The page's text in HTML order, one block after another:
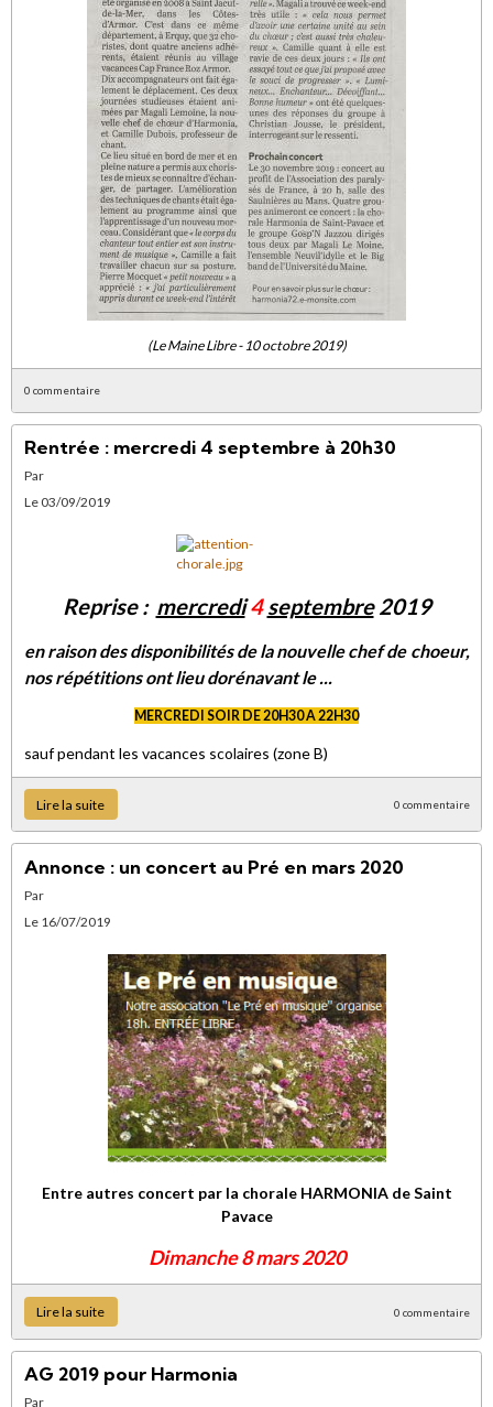
(Le Maine Libre - 10 octobre 2019)
0 commentaire
Rentrée : mercredi 4 septembre à 20h30
Par
Le 03/09/2019
Reprise : mercredi 4 septembre2019
en raison des disponibilités de la nouvelle chef de choeur,
nos répétitions ont lieu dorénavant le ...
MERCREDI SOIR DE 20H30 A 22H30
sauf pendant les vacances scolaires (zone B)
Lire la suite 0 commentaire
Annonce : un concert au Pré en mars 2020
Par
Le 16/07/2019
Entre autres concert par la chorale HARMONIA de Saint
Pavace
Dimanche 8 mars 2020
Lire la suite 0 commentaire
AG 2019 pour Harmonia
Par